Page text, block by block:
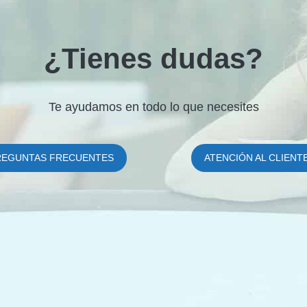
¿Tienes dudas?
Te ayudamos en todo lo que necesites
FRECUENTES ATENCIÓN AL